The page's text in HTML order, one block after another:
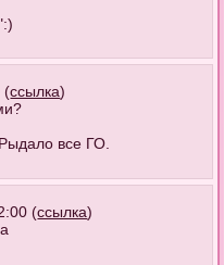
(ссылка)
все ГО.
(ссылка)